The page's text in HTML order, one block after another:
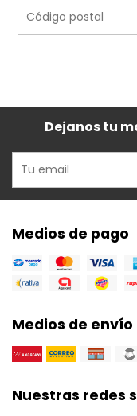
Dejanos tu
Medios de pago
Medios de envío
Nuestras redes